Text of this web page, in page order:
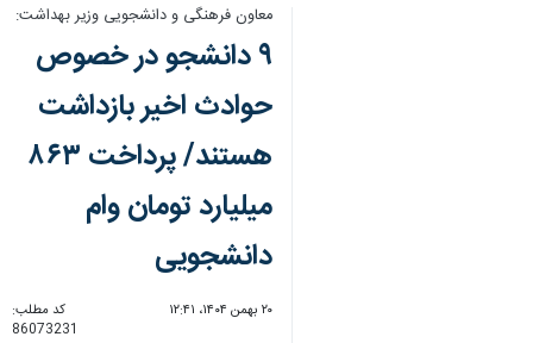
معاون فرهنگی و دانشجویی وزیر بهداشت:
۹ دانشجو در خصوص
حوادث اخیر بازداشت
هستند/ پرداخت ۸۶۳
میلیارد تومان وام
دانشجویی
۲۰ بهمن ۱۴۰۴، ۱۲:۴۱
کد مطلب:
86073231